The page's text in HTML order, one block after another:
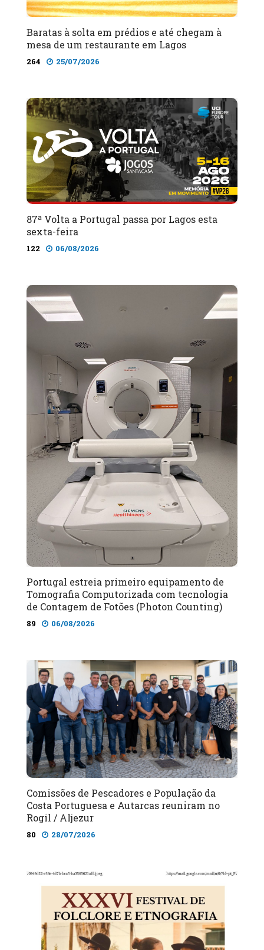
Baratas à solta em prédios e até chegam à
mesa de um restaurante em Lagos
264 25/07/2026
87ª Volta a Portugal passa por Lagos esta
sexta-feira
122 06/08/2026
Portugal estreia primeiro equipamento de
Tomografia Computorizada com tecnologia
de Contagem de Fotões (Photon Counting)
89 06/08/2026
Comissões de Pescadores e População da
Costa Portuguesa e Autarcas reuniram no
Rogil / Aljezur
80 28/07/2026